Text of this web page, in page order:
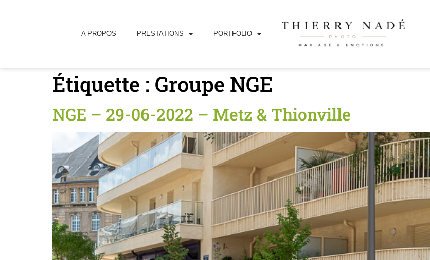
A PROPOS PRESTATIONS PORTFOLIO
Étiquette : Groupe NGE
NGE – 29-06-2022 – Metz & Thionville